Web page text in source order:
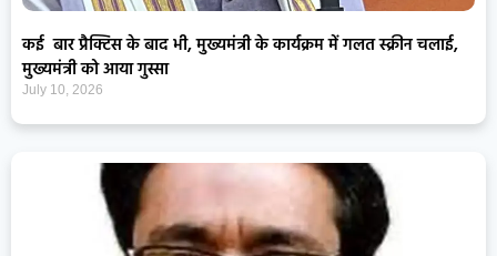
कई बार प्रैक्टिस के बाद भी, मुख्यमंत्री के कार्यक्रम में गलत स्क्रीन चलाई,
मुख्यमंत्री को आया गुस्सा
July 10, 2026